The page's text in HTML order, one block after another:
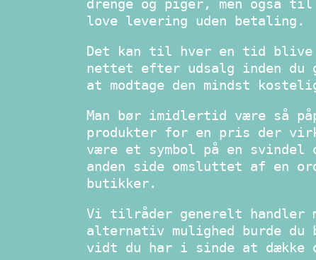
drenge og piger, men også
love levering uden betaling.
Det kan til hver en tid blive
nettet efter udsalg inden du
at modtage den mindst
Man bør imidlertid være så
produkter for en pris der
være et symbol på en svindel
anden side omsluttet af en
butikker.
Vi tilråder generelt handler
alternativ mulighed burde
vidt du har i sinde at dække